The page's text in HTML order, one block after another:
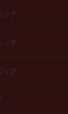
ック
ック
ック